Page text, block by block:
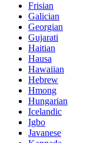
Frisian
Galician
Georgian
Gujarati
Haitian
Hausa
Hawaiian
Hebrew
Hmong
Hungarian
Icelandic
Igbo
Javanese